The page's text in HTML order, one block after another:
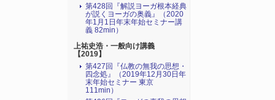
第428回『解説ヨーガ根本経典
が説くヨーガの奥義』（2020
年1月1日年末年始セミナー講
義 82min）
上祐史浩・一般向け講義
【2019】
第427回『仏教の無我の思想・
四念処』（2019年12月30日年
末年始セミナー 東京
111min）